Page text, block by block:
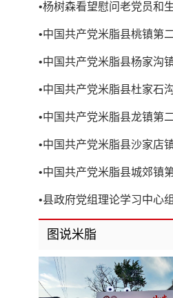
•杨树森看望慰问老党员和
•中国共产党米脂县桃镇第
•中国共产党米脂县杨家沟
•中国共产党米脂县杜家石
•中国共产党米脂县龙镇第
•中国共产党米脂县沙家店
•中国共产党米脂县城郊镇
•县政府党组理论学习中心
第8次党组（扩大）会议召
图说米脂